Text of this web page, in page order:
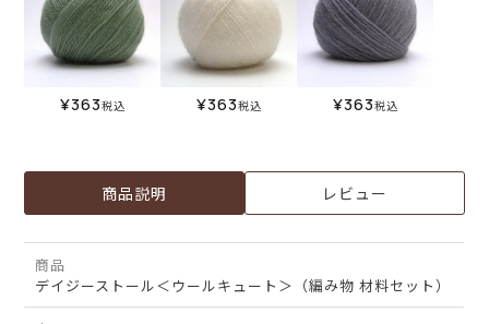
¥363税込 ¥363税込 ¥363税込
商品説明 レビュー
商品
デイジーストール＜ウールキュート＞（編み物 材料セット）